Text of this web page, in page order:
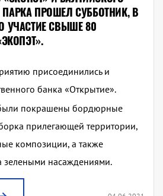
ПРОШЕЛ СУББОТНИК, В
УЧАСТИЕ СВЫШЕ 80
присоединились и
банка «Открытие».
покрашены бордюрные
прилегающей территории,
композиции, а также
зелеными насаждениями.